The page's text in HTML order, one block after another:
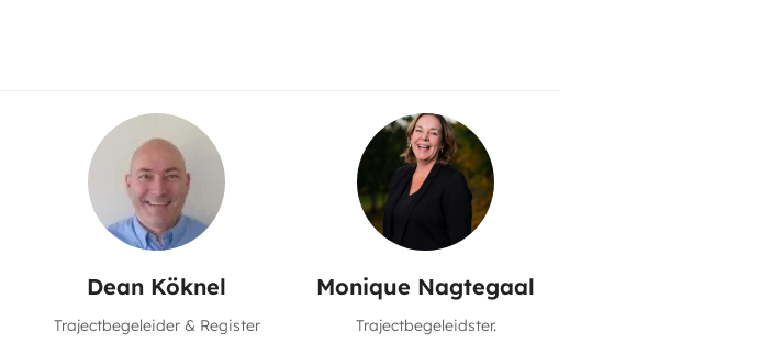
Dean Köknel
Trajectbegeleider & Register
Monique Nagtegaal
Trajectbegeleidster.